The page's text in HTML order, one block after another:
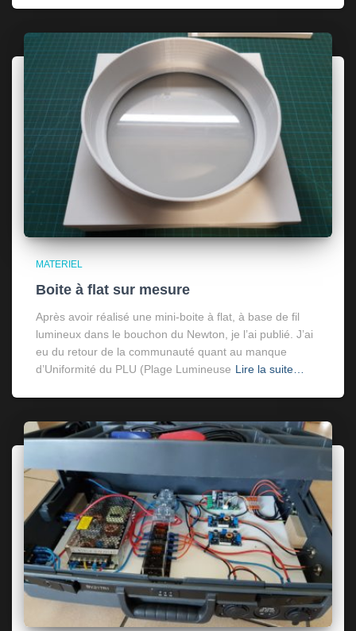
MATERIEL
Boite à flat sur mesure
Après avoir réalisé une mini-boite à flat, à base de fil
lumineux dans le bouchon du Newton, je l’ai publié. J’ai
eu du retour de la communauté quant au manque
d’Uniformité du PLU (Plage Lumineuse Lire la suite…